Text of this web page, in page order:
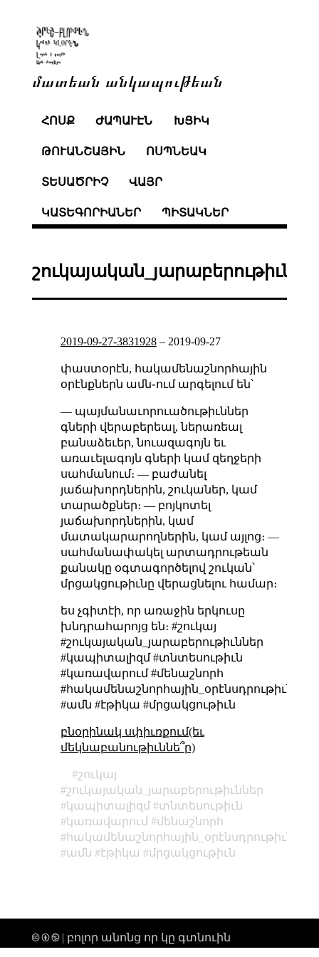
մատեան անկապութեան
ՀՈՍՔ ԺԱՊԱՒԷՆ ԽՑԻԿ
ԹՈՒԱՆՇԱՅԻՆ ՈՍՊՆԵԱԿ
ՏԵՍԱԾՐԻՉ ՎԱՅՐ
ԿԱՏԵԳՈՐԻԱՆԵՐ ՊԻՏԱԿՆԵՐ
2019-09-27-3831928– 2019-09-27
փաստօրէն, հակամենաշնորհային
օրէնքներն ամն֊ում արգելում են՝
— պայմանաւորուածութիւններ
գների վերաբերեալ, ներառեալ
բանաձեւեր, նուազագոյն եւ
առաւելագոյն գների կամ զեղջերի
սահմանում։ — բաժանել
յաճախորդներին, շուկաներ, կամ
տարածքներ։ — բոյկոտել
յաճախորդներին, կամ
մատակարարողներին, կամ այլոց։ —
սահմանափակել արտադրութեան
քանակը օգտագործելով շուկան՝
մրցակցութիւնը վերացնելու համար։
ես չգիտէի, որ առաջին երկուսը
խնդրահարոյց են։ #շուկայ
#շուկայական_յարաբերութիւններ
#կապիտալիզմ #տնտեսութիւն
#կառավարում #մենաշնորհ
#հակամենաշնորհային_օրէնսդրութիւն
#ամն #էթիկա #մրցակցութիւն
բնօրինակ սփիւռքում(եւ
մեկնաբանութիւննե՞ր)
շուկայ
շուկայական_յարաբերութիւններ
կապիտալիզմ
տնտեսութիւն
կառավարում
մենաշնորհ
հակամենաշնորհային_օրէնսդրութիւն
ամն
էթիկա մրցակցութիւն
🅭 🅯 🄏 | բոլոր անոնց որ կը գտնուին